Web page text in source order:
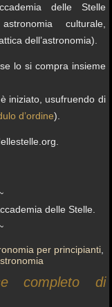
delle Stelle
culturale,
dell’astronomia).
lo si compra insieme
iniziato, usufruendo di
d’ordine).
delle Stelle.
per principianti
completo di